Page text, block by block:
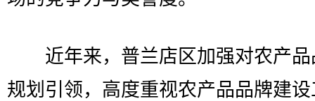
近年来，普兰店区加强对农产品
规划引领，高度重视农产品品牌建